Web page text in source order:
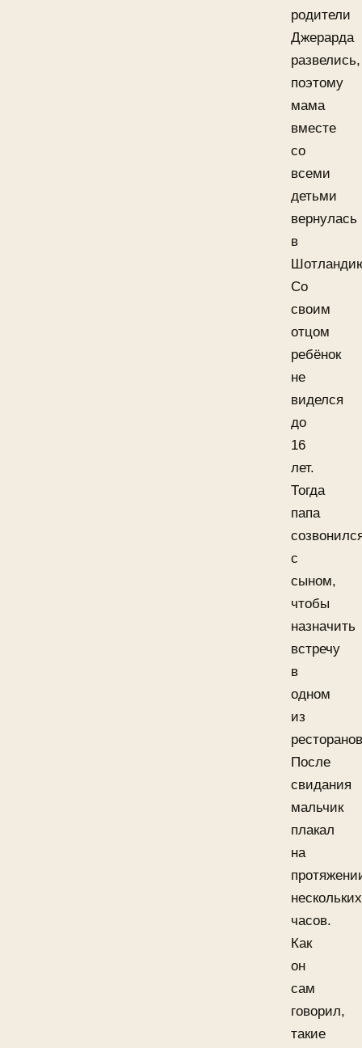
родители
Джерарда
развелись,
поэтому
мама
вместе
со
всеми
детьми
вернулась
в
Со
своим
отцом
ребёнок
не
виделся
до
16
лет.
Тогда
папа
с
сыном,
чтобы
назначить
встречу
в
одном
из
После
свидания
мальчик
плакал
на
нескольких
часов.
Как
он
сам
говорил,
такие